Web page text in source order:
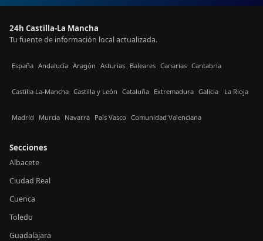
24h Castilla-La Mancha
Tu fuente de información local actualizada.
España Andalucía Aragón Asturias Baleares Canarias Cantabria
Castilla La-Mancha Castilla y León Cataluña Extremadura Galicia La Rioja
Madrid Murcia Navarra País Vasco Comunidad Valenciana
Secciones
Albacete
Ciudad Real
Cuenca
Toledo
Guadalajara